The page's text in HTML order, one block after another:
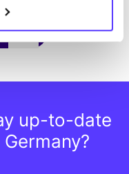
up-to-date